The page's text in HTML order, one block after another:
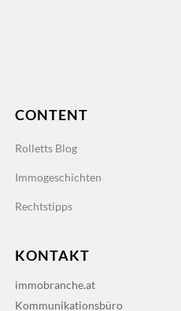
CONTENT
Rolletts Blog
Immogeschichten
Rechtstipps
KONTAKT
immobranche.at
Kommunikationsbüro